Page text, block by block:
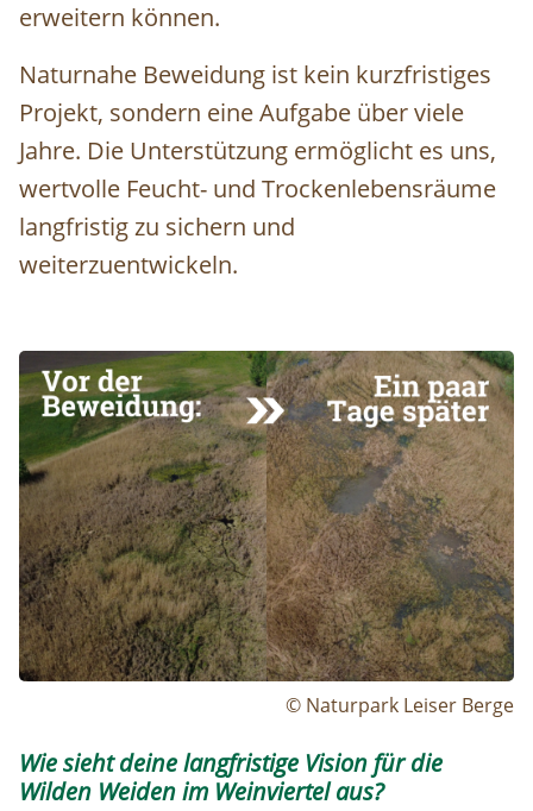
erweitern können.
Naturnahe Beweidung ist kein kurzfristiges
Projekt, sondern eine Aufgabe über viele
Jahre. Die Unterstützung ermöglicht es uns,
wertvolle Feucht- und Trockenlebensräume
langfristig zu sichern und
weiterzuentwickeln.
Image
© Naturpark Leiser Berge
Wie sieht deine langfristige Vision für die
Wilden Weiden im Weinviertel aus?